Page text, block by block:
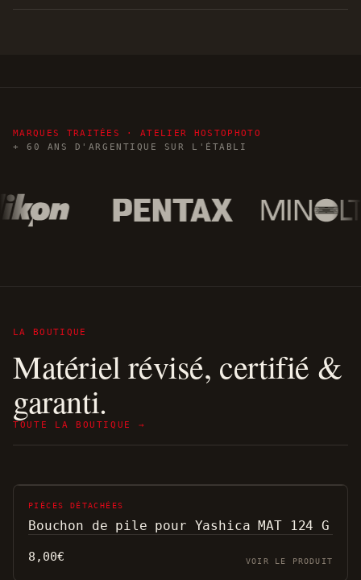
MARQUES TRAITÉES · ATELIER HOSTOPHOTO
+ 60 ANS D'ARGENTIQUE SUR L'ÉTABLI
LA BOUTIQUE
Matériel révisé, certifié &
garanti.
TOUTE LA BOUTIQUE →
PIÈCES DÉTACHÉES
Bouchon de pile pour Yashica MAT 124 G
8,00€ VOIR LE PRODUIT